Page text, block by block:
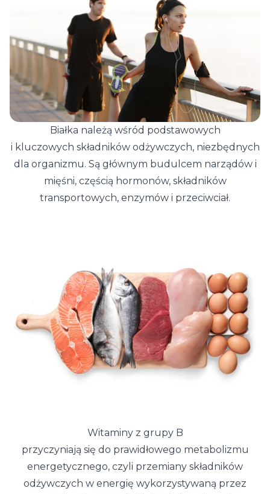
Białka należą wśród podstawowych
i kluczowych składników odżywczych, niezbędnych
dla organizmu. Są głównym budulcem narządów i
mięśni, częścią hormonów, składników
transportowych, enzymów i przeciwciał.
Witaminy z grupy B
przyczyniają się do prawidłowego metabolizmu
energetycznego, czyli przemiany składników
odżywczych w energię wykorzystywaną przez